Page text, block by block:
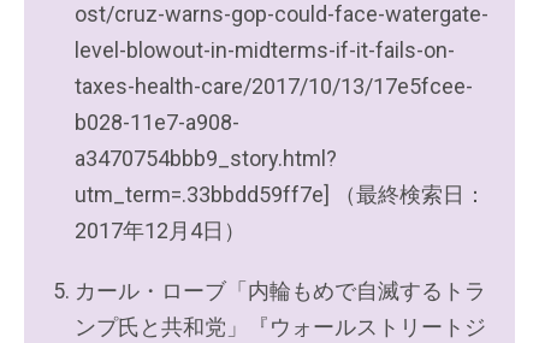
ost/cruz-warns-gop-could-face-watergate-
level-blowout-in-midterms-if-it-fails-on-
taxes-health-care/2017/10/13/17e5fcee-
b028-11e7-a908-
a3470754bbb9_story.html?
utm_term=.33bbdd59ff7e] （最終検索日：
2017年12月4日）
カール・ローブ「内輪もめで自滅するトラ
ンプ氏と共和党」『ウォールストリートジ